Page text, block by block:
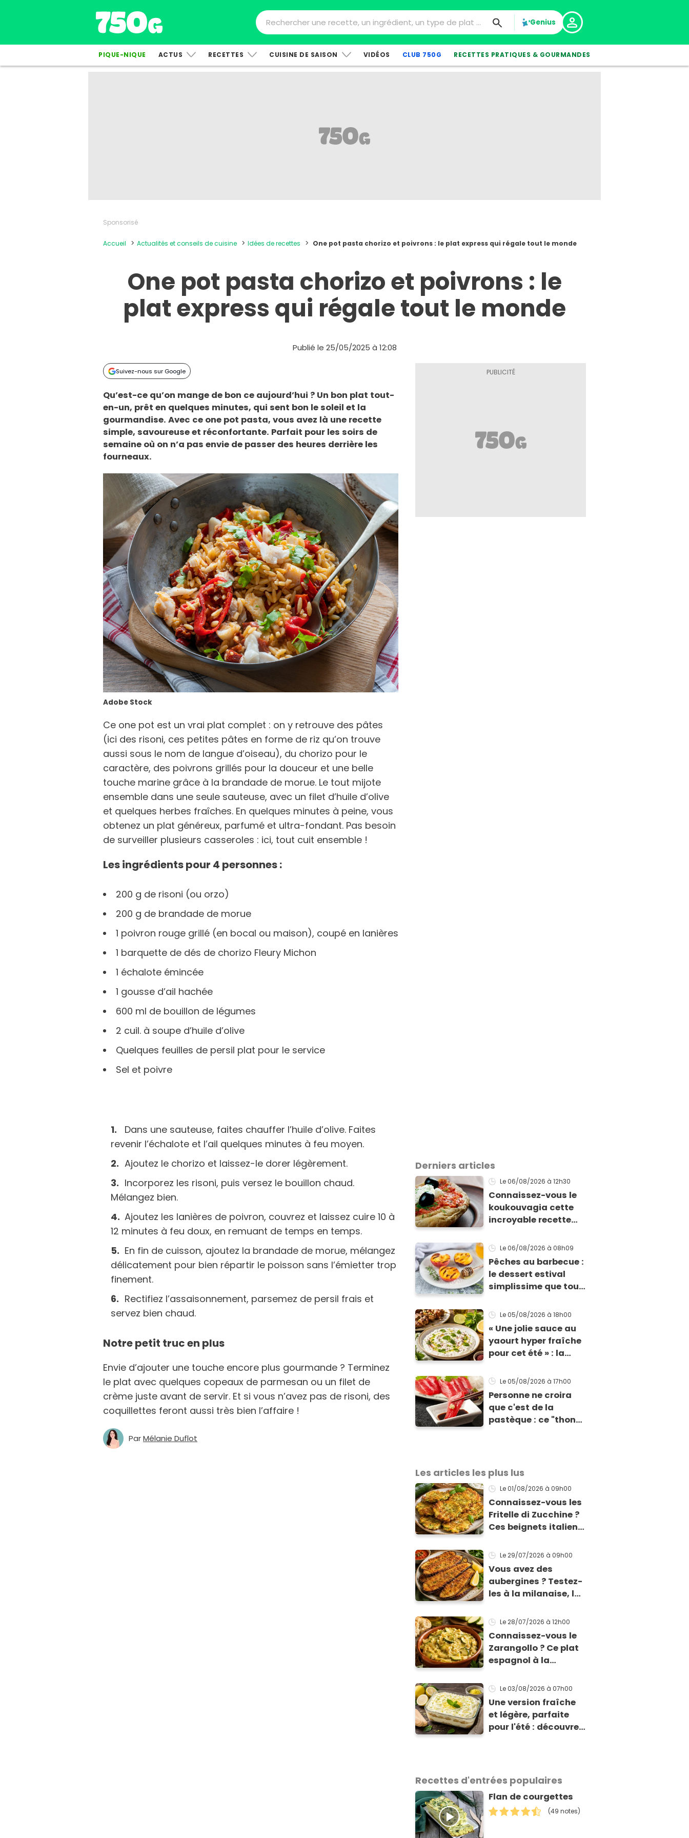
Genius
PIQUE-NIQUE ACTUS RECETTES CUISINE DE SAISON VIDÉOS CLUB 750G RECETTES PRATIQUES & GOURMANDES
Sponsorisé
Accueil Actualités et conseils de cuisine Idées de recettes One pot pasta chorizo et poivrons : le plat express qui régale tout le monde
One pot pasta chorizo et poivrons : le
plat express qui régale tout le monde
Publié le 25/05/2025 à 12:08
Suivez-nous sur Google
Qu’est-ce qu’on mange de bon ce aujourd’hui ? Un bon plat tout-
en-un, prêt en quelques minutes, qui sent bon le soleil et la
gourmandise. Avec ce one pot pasta, vous avez là une recette
simple, savoureuse et réconfortante. Parfait pour les soirs de
semaine où on n’a pas envie de passer des heures derrière les
fourneaux.
Adobe Stock
Ce one pot est un vrai plat complet : on y retrouve des pâtes
(ici des risoni, ces petites pâtes en forme de riz qu’on trouve
aussi sous le nom de langue d’oiseau), du chorizo pour le
caractère, des poivrons grillés pour la douceur et une belle
touche marine grâce à la brandade de morue. Le tout mijote
ensemble dans une seule sauteuse, avec un filet d’huile d’olive
et quelques herbes fraîches. En quelques minutes à peine, vous
obtenez un plat généreux, parfumé et ultra-fondant. Pas besoin
de surveiller plusieurs casseroles : ici, tout cuit ensemble !
Les ingrédients pour 4 personnes :
200 g de risoni (ou orzo)
200 g de brandade de morue
1 poivron rouge grillé (en bocal ou maison), coupé en lanières
1 barquette de dés de chorizo Fleury Michon
1 échalote émincée
1 gousse d’ail hachée
600 ml de bouillon de légumes
2 cuil. à soupe d’huile d’olive
Quelques feuilles de persil plat pour le service
Sel et poivre
Dans une sauteuse, faites chauffer l’huile d’olive. Faites
revenir l’échalote et l’ail quelques minutes à feu moyen.
Ajoutez le chorizo et laissez-le dorer légèrement.
Incorporez les risoni, puis versez le bouillon chaud.
Mélangez bien.
Ajoutez les lanières de poivron, couvrez et laissez cuire 10 à
12 minutes à feu doux, en remuant de temps en temps.
En fin de cuisson, ajoutez la brandade de morue, mélangez
délicatement pour bien répartir le poisson sans l’émietter trop
finement.
Rectifiez l’assaisonnement, parsemez de persil frais et
servez bien chaud.
Notre petit truc en plus
Envie d’ajouter une touche encore plus gourmande ? Terminez
le plat avec quelques copeaux de parmesan ou un filet de
crème juste avant de servir. Et si vous n’avez pas de risoni, des
coquillettes feront aussi très bien l’affaire !
ParMélanie Duflot
Derniers articles
Le 06/08/2026 à 12h30
Connaissez-vous le
koukouvagia cette
incroyable recette
pain rassis et de
tomates
Le 06/08/2026 à 08h09
Pêches au barbecue :
le dessert estival
simplissime que tous
réclamer
Le 05/08/2026 à 18h00
« Une jolie sauce au
yaourt hyper fraîche
pour cet été » : la
chef Éric Frechon
pour accompagner
vos grillades
Le 05/08/2026 à 17h00
Personne ne croira
que c'est de la
pastèque : ce "thon"
Les articles les plus lus
Le 01/08/2026 à 09h00
Connaissez-vous les
Fritelle di Zucchine ?
Ces beignets italiens
en 10 min sont un pur
délice !
Le 29/07/2026 à 09h00
Vous avez des
aubergines ? Testez-
les à la milanaise, la
dorée qui change du
gratin classique
Le 28/07/2026 à 12h00
Connaissez-vous le
Zarangollo ? Ce plat
espagnol à la
min pour moins de 3
€ !
Le 03/08/2026 à 07h00
Une version fraîche
et légère, parfaite
pour l'été : découvrez
Chef !
Recettes d'entrées populaires
Flan de courgettes
(49 notes)